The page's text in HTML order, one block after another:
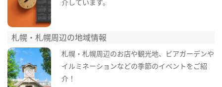
介しています。
札幌・札幌周辺の地域情報
札幌・札幌周辺のお店や観光地、ビアガーデンや
イルミネーションなどの季節のイベントをご紹
介！